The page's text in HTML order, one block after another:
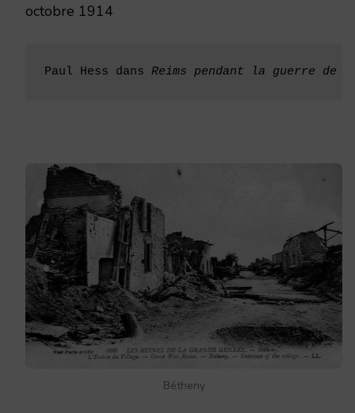
octobre 1914
Paul Hess dans Reims pendant la guerre de
Bétheny